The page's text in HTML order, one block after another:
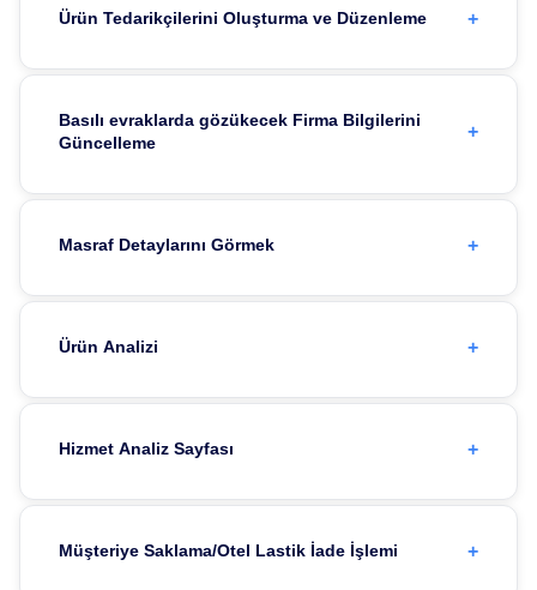
Ürün Tedarikçilerini Oluşturma ve Düzenleme +
Basılı evraklarda gözükecek Firma Bilgilerini
Güncelleme
+
Masraf Detaylarını Görmek +
Ürün Analizi +
Hizmet Analiz Sayfası +
Müşteriye Saklama/Otel Lastik İade İşlemi +